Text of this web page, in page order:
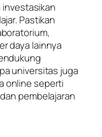
investasikan
Pastikan
daya lainnya
universitas juga
online seperti
pembelajaran